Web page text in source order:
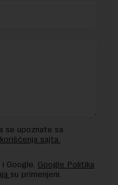
se upoznate sa
sajta.
Google. Google Politika
su primenjeni.